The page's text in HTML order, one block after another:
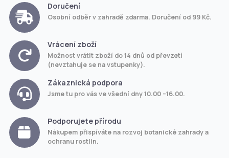
Doručení
Osobní odběr v zahradě zdarma. Doručení od 99 Kč.
Vrácení zboží
Možnost vrátit zboží do 14 dnů od převzetí
(nevztahuje se na vstupenky).
Zákaznická podpora
Jsme tu pro vás ve všední dny 10.00 –16.00.
Podporujete přírodu
Nákupem přispíváte na rozvoj botanické zahrady a
ochranu rostlin.